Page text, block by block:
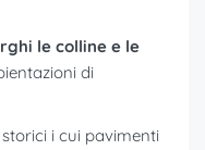
le colline e le
di
i cui pavimenti